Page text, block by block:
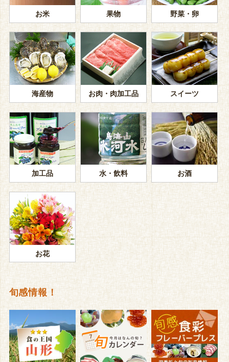
お米 果物 野菜・卵
海産物 お肉・肉加工品 スイーツ
加工品 水・飲料 お酒
お花
旬感情報！